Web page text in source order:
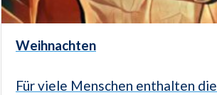
Weihnachten
Für viele Menschen enthalten die